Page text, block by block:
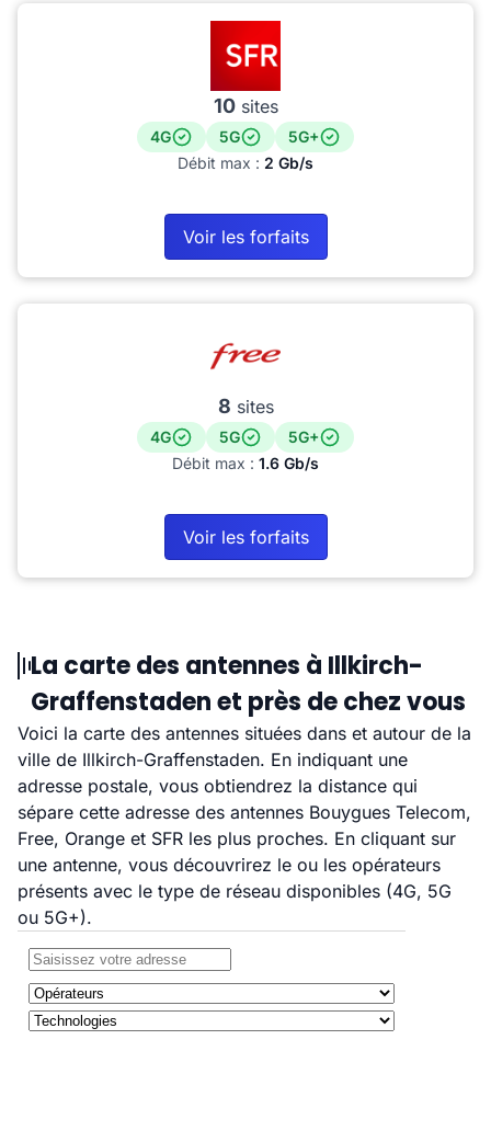
10sites
4G 5G
5G+
Débit max : 2 Gb/s
Voir les forfaits
8 sites
4G 5G
5G+
Débit max : 1.6 Gb/s
Voir les forfaits
La carte des antennes à Illkirch-
Graffenstaden et près de chez vous
Voici la carte des antennes situées dans et autour de la
ville de Illkirch-Graffenstaden. En indiquant une
adresse postale, vous obtiendrez la distance qui
sépare cette adresse des antennes Bouygues Telecom,
Free, Orange et SFR les plus proches. En cliquant sur
une antenne, vous découvrirez le ou les opérateurs
présents avec le type de réseau disponibles (4G, 5G
ou 5G+).